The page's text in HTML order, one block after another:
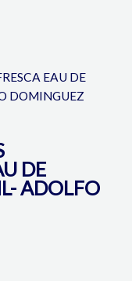
DE
ADOLFO